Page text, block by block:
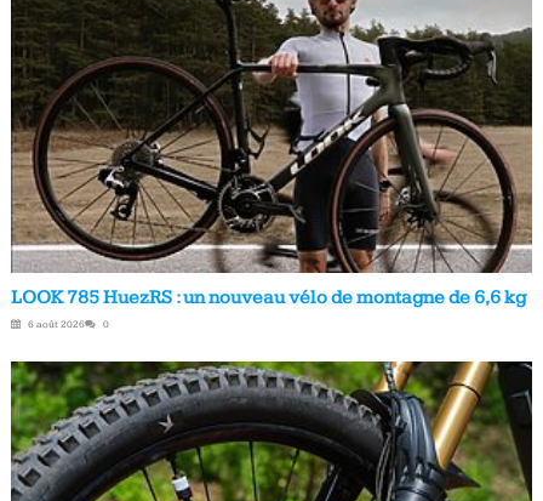
LOOK 785 HuezRS : un nouveau vélo de montagne de 6,6 kg
6 août 2026 0